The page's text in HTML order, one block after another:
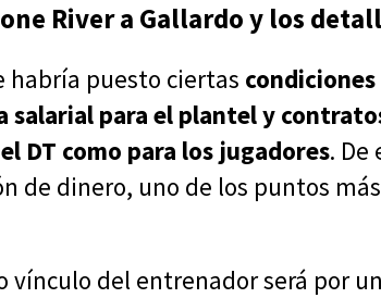
River a Gallardo y los
habría puesto ciertas condiciones
salarial para el plantel y
DT como para los jugadores. De
de dinero, uno de los puntos
vínculo del entrenador será por